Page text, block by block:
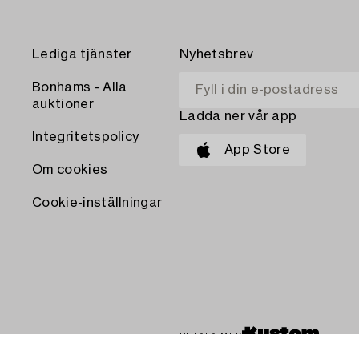
Lediga tjänster
Bonhams - Alla
auktioner
Integritetspolicy
Om cookies
Cookie-inställningar
Nyhetsbrev
Ladda ner vår app
App Store
BETALA MED